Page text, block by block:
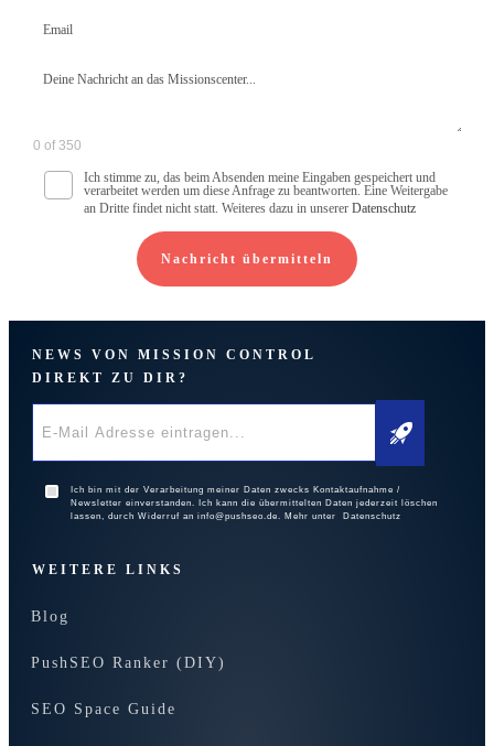
0 of 350
Ich stimme zu, das beim Absenden meine Eingaben gespeichert und
verarbeitet werden um diese Anfrage zu beantworten. Eine Weitergabe
an Dritte findet nicht statt. Weiteres dazu in unserer Datenschutz
Nachricht übermitteln
WEITERE LINKS
Blog
PushSEO Ranker (DIY)
SEO Space Guide
NEWS VON MISSION CONTROL
DIREKT ZU DIR?
Ich bin mit der Verarbeitung meiner Daten zwecks Kontaktaufnahme /
Newsletter einverstanden. Ich kann die übermittelten Daten jederzeit löschen
lassen, durch Widerruf an info@pushseo.de. Mehr unter Datenschutz